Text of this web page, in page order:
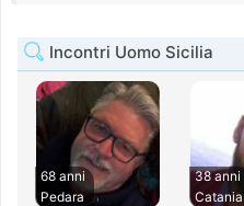
Incontri Uomo Sicilia
68 anni
Pedara
38 anni
Catania